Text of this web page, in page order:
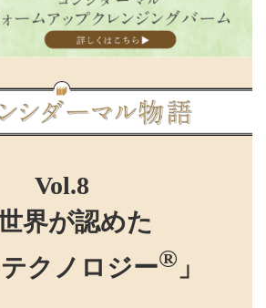
Vol.8
世界が認めた
クノロジー® 」